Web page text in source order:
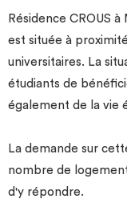
Invest
Résidence CROUS
est située à
universitaires. La
étudiants de
également de la vie
La demande sur
nombre de
d'y répondre.